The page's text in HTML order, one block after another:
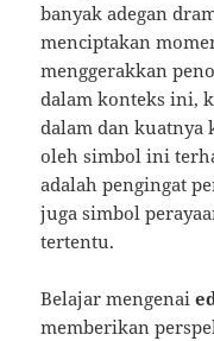
banyak adegan
menciptakan
menggerakkan
dalam konteks ini,
dalam dan kuatnya
oleh simbol ini
adalah pengingat
juga simbol
tertentu.
Belajar mengenai
memberikan